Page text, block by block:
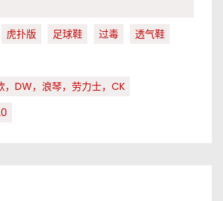
虎扑版 足球鞋 过毒
透气鞋
，DW，浪琴，劳力士，CK